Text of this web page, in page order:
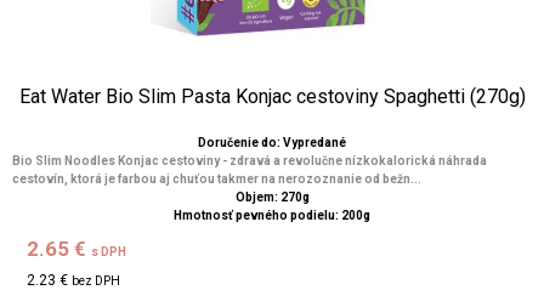
Eat Water Bio Slim Pasta Konjac cestoviny Spaghetti (270g)
Doručenie do: Vypredané
Bio Slim Noodles Konjac cestoviny - zdravá a revolučne nízkokalorická náhrada
cestovín, ktorá je farbou aj chuťou takmer na nerozoznanie od bežn...
Objem: 270g
Hmotnosť pevného podielu: 200g
2.65 € s DPH
2.23 € bez DPH